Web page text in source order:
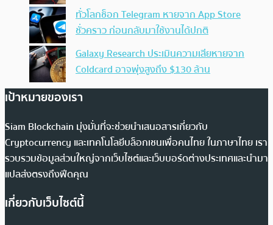
ทั่วโลกช็อก Telegram หายจาก App Store
ชั่วคราว ก่อนกลับมาใช้งานได้ปกติ
Galaxy Research ประเมินความเสียหายจาก
Coldcard อาจพุ่งสูงถึง $130 ล้าน
เป้าหมายของเรา
Siam Blockchain มุ่งมั่นที่จะช่วยนำเสนอสารเกี่ยวกับ
Cryptocurrency และเทคโนโลยีบล็อกเชนเพื่อคนไทย ในภาษาไทย เรา
รวบรวมข้อมูลส่วนใหญ่จากเว็บไซต์และเว็บบอร์ดต่างประเทศและนำมา
แปลส่งตรงถึงฟีดคุณ
เกี่ยวกับเว็บไซต์นี้